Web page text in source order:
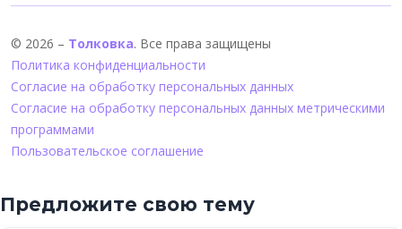
© 2026 – Толковка. Все права защищены
Политика конфиденциальности
Согласие на обработку персональных данных
Согласие на обработку персональных данных метрическими
программами
Пользовательское соглашение
Предложите свою тему